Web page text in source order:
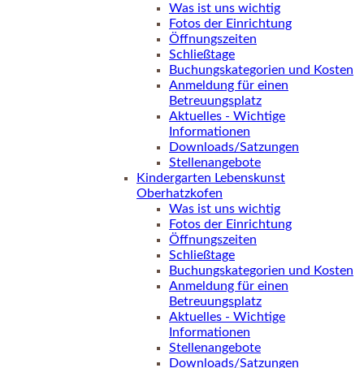
Was ist uns wichtig
Fotos der Einrichtung
Öffnungszeiten
Schließtage
Buchungskategorien und Kosten
Anmeldung für einen
Betreuungsplatz
Aktuelles - Wichtige
Informationen
Downloads/Satzungen
Stellenangebote
Kindergarten Lebenskunst
Oberhatzkofen
Was ist uns wichtig
Fotos der Einrichtung
Öffnungszeiten
Schließtage
Buchungskategorien und Kosten
Anmeldung für einen
Betreuungsplatz
Aktuelles - Wichtige
Informationen
Stellenangebote
Downloads/Satzungen